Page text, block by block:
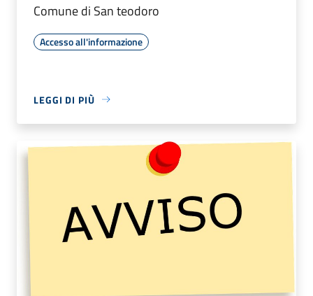
Comune di San teodoro
Accesso all'informazione
LEGGI DI PIÙ